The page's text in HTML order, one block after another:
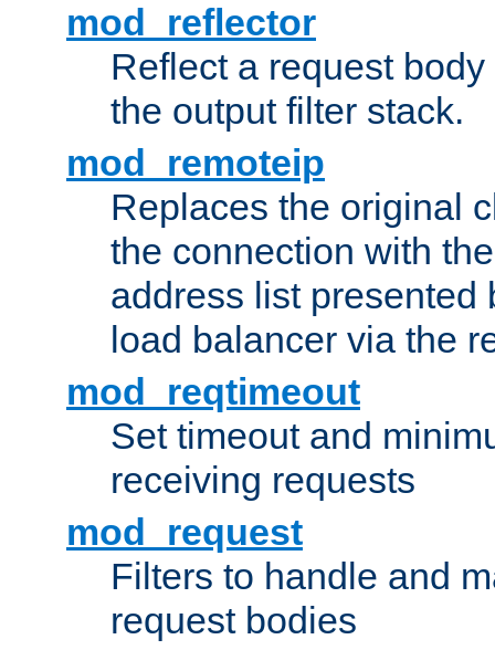
mod_reflector
Reflect a request
the output filter stack.
mod_remoteip
Replaces the original
the connection with
address list presented
load balancer via the
mod_reqtimeout
Set timeout and
receiving requests
mod_request
Filters to handle and
request bodies